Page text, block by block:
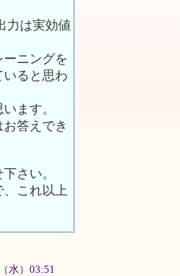
力は実効値
ニングを
いると思わ
ます。
答えでき
さい。
これ以上
水）03:51